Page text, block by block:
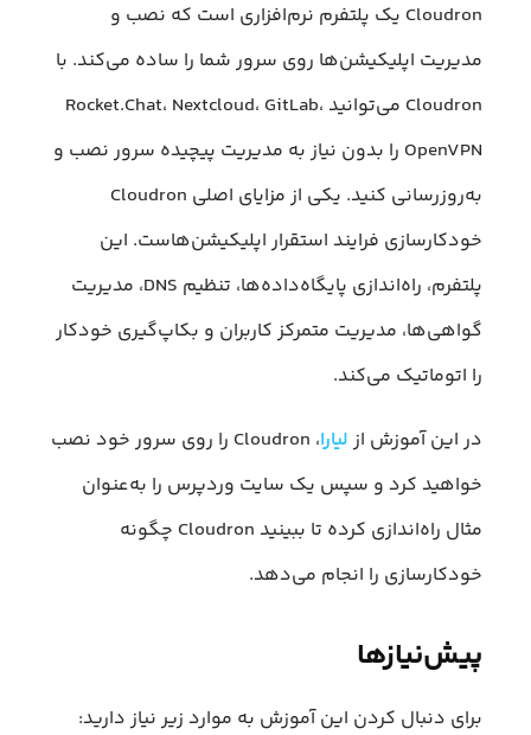
Cloudron یک پلتفرم نرم‌افزاری است که نصب و
مدیریت اپلیکیشن‌ها روی سرور شما را ساده می‌کند. با
Cloudron می‌توانید Rocket.Chat، Nextcloud، GitLab،
OpenVPN را بدون نیاز به مدیریت پیچیده سرور نصب و
به‌روزرسانی کنید. یکی از مزایای اصلی Cloudron
خودکارسازی فرایند استقرار اپلیکیشن‌هاست. این
پلتفرم، راه‌اندازی پایگاه‌داده‌ها، تنظیم DNS، مدیریت
گواهی‌ها، مدیریت متمرکز کاربران و بکاپ‌گیری خودکار
را اتوماتیک می‌کند.
در این آموزش از لیارا
، Cloudron را روی سرور خود نصب
خواهید کرد و سپس یک سایت وردپرس را به‌عنوان
مثال راه‌اندازی کرده تا ببینید Cloudron چگونه
خودکارسازی را انجام می‌دهد.
پیش‌نیازها
برای دنبال کردن این آموزش به موارد زیر نیاز دارید: